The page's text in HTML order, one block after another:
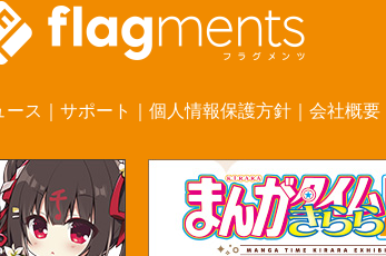
ース サポート 個人情報保護方針｜ 会社概要